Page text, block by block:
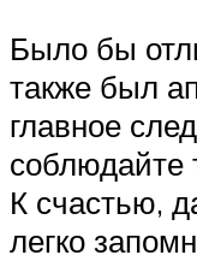
Было бы
также был
главное
соблюдайте
К счастью,
легко